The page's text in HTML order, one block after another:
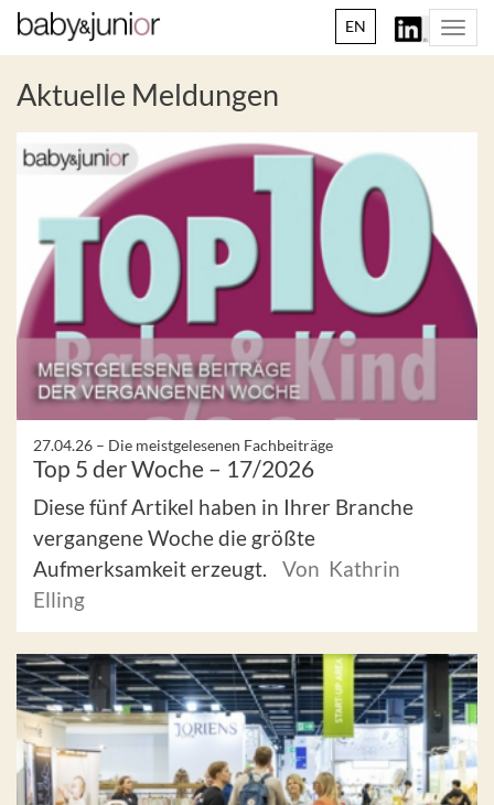
EN
Aktuelle Meldungen
27.04.26 – Die meistgelesenen Fachbeiträge
Top 5 der Woche – 17/2026
Diese fünf Artikel haben in Ihrer Branche
vergangene Woche die größte
Aufmerksamkeit erzeugt.
Von Kathrin
Elling